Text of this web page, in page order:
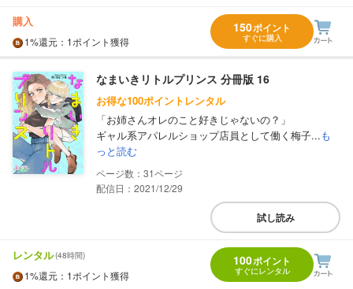
購入
1%還元 ：1ポイント獲得
150ポイント
すぐに購入
なまいきリトルプリンス 分冊版 16
お得な100ポイントレンタル
「お姉さんオレのこと好きじゃないの？」
ギャル系アパレルショップ店員として働く梅子...も
っと読む
31
配信日：2021/12/29
試し読み
レンタル(48時間)
1%還元 ：1ポイント獲得
100ポイント
すぐにレンタル